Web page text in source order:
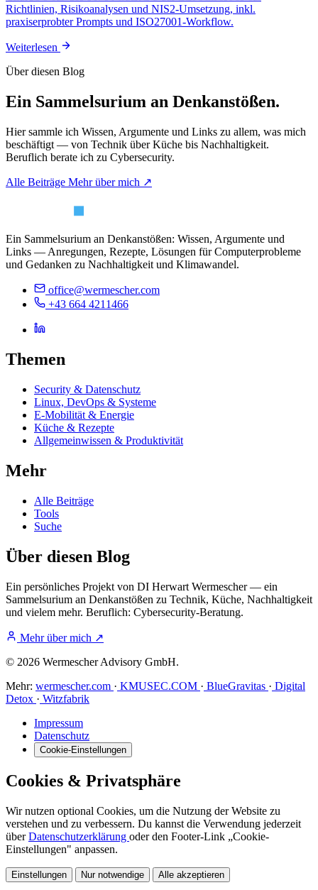
Richtlinien, Risikoanalysen und NIS2-Umsetzung, inkl.
praxiserprobter Prompts und ISO27001-Workflow.
Weiterlesen
Über diesen Blog
Ein Sammelsurium an Denkanstößen.
Hier sammle ich Wissen, Argumente und Links zu allem, was mich
beschäftigt — von Technik über Küche bis Nachhaltigkeit.
Beruflich berate ich zu Cybersecurity.
Alle Beiträge Mehr über mich ↗
Ein Sammelsurium an Denkanstößen: Wissen, Argumente und
Links — Anregungen, Rezepte, Lösungen für Computerprobleme
und Gedanken zu Nachhaltigkeit und Klimawandel.
office@wermescher.com
+43 664 4211466
Themen
Security & Datenschutz
Linux, DevOps & Systeme
E-Mobilität & Energie
Küche & Rezepte
Allgemeinwissen & Produktivität
Mehr
Alle Beiträge
Tools
Suche
Über diesen Blog
Ein persönliches Projekt von DI Herwart Wermescher — ein
Sammelsurium an Denkanstößen zu Technik, Küche, Nachhaltigkeit
und vielem mehr. Beruflich: Cybersecurity-Beratung.
Mehr über mich ↗
© 2026 Wermescher Advisory GmbH.
Mehr: wermescher.com · KMUSEC.COM · BlueGravitas · Digital
Detox · Witzfabrik
Impressum
Datenschutz
Cookie-Einstellungen
Cookies & Privatsphäre
Wir nutzen optional Cookies, um die Nutzung der Website zu
verstehen und zu verbessern. Du kannst die Verwendung jederzeit
überDatenschutzerklärung oder den Footer-Link „Cookie-
Einstellungen" anpassen.
Einstellungen Nur notwendige Alle akzeptieren